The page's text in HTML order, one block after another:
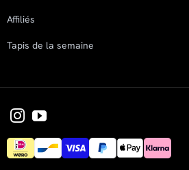
Affiliés
Tapis de la semaine